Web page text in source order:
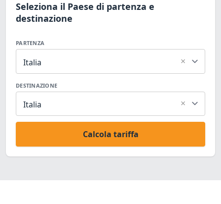
Seleziona il Paese di partenza e
destinazione
PARTENZA
Italia ×
DESTINAZIONE
Italia ×
Calcola tariffa